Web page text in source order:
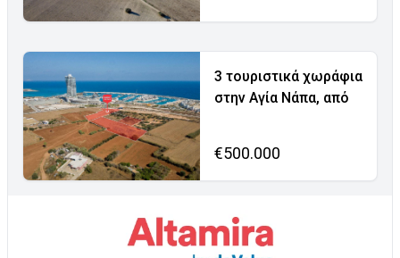
3 τουριστικά χωράφια
στην Αγία Νάπα, από
€500.000